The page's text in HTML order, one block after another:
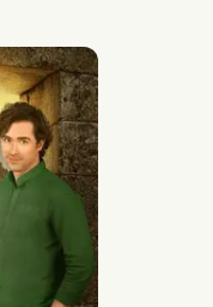
Sommerfilmer